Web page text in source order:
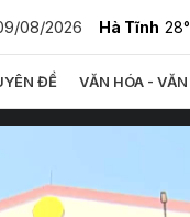
08/2026 Hà Tĩnh
ĐỀ VĂN HÓA - VĂN